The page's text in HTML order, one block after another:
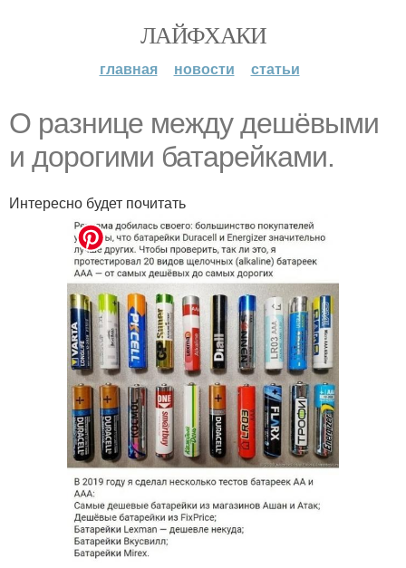
ЛАЙФХАКИ
главная новости статьи
О разнице между дешёвыми
и дорогими батарейками.
Интересно будет почитать